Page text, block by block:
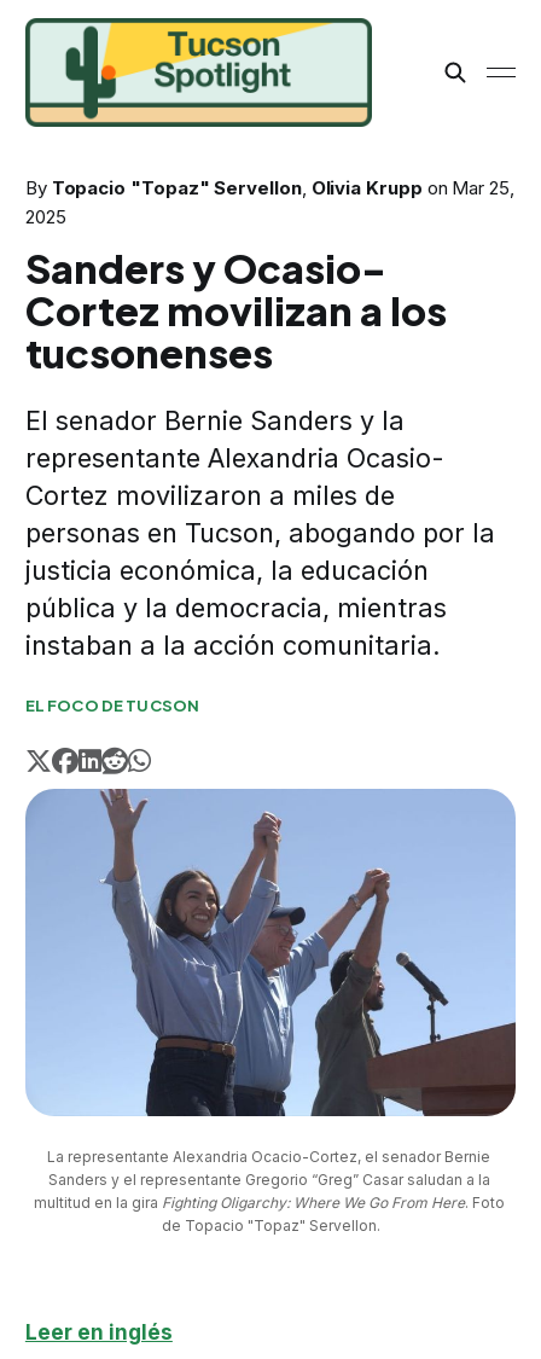
By Topacio "Topaz" Servellon, Olivia Krupp on Mar 25,
2025
Sanders y Ocasio-
Cortez movilizan a los
tucsonenses
El senador Bernie Sanders y la
representante Alexandria Ocasio-
Cortez movilizaron a miles de
personas en Tucson, abogando por la
justicia económica, la educación
pública y la democracia, mientras
instaban a la acción comunitaria.
EL FOCO DE TUCSON
La representante Alexandria Ocacio-Cortez, el senador Bernie
Sanders y el representante Gregorio “Greg” Casar saludan a la
multitud en la gira Fighting Oligarchy: Where We Go From Here. Foto
de Topacio "Topaz" Servellon.
Leer en inglés